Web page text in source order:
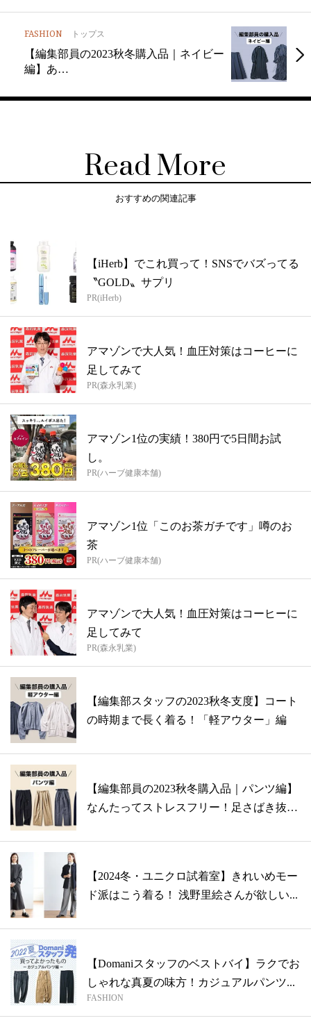
FASHION トップス
【編集部員の2023秋冬購入品｜ネイビー
編】あ…
Read More
おすすめの関連記事
【iHerb】でこれ買って！SNSでバズってる
〝GOLD〟サプリ
PR(iHerb)
アマゾンで大人気！血圧対策はコーヒーに
足してみて
PR(森永乳業)
アマゾン1位の実績！380円で5日間お試
し。
PR(ハーブ健康本舗)
アマゾン1位「このお茶ガチです」噂のお
茶
PR(ハーブ健康本舗)
アマゾンで大人気！血圧対策はコーヒーに
足してみて
PR(森永乳業)
【編集部スタッフの2023秋冬支度】コート
の時期まで長く着る！「軽アウター」編
【編集部員の2023秋冬購入品｜パンツ編】
なんたってストレスフリー！足さばき抜
【2024冬・ユニクロ試着室】きれいめモー
ド派はこう着る！ 浅野里絵さんが欲しい...
【Domaniスタッフのベストバイ】ラクでお
しゃれな真夏の味方！カジュアルパンツ...
FASHION